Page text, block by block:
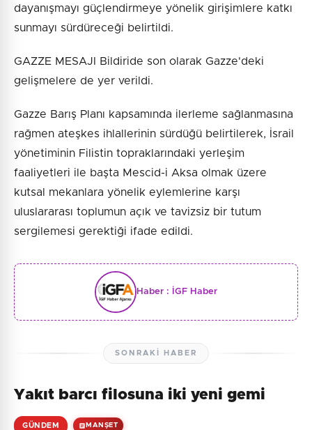
dayanışmayı güçlendirmeye yönelik girişimlere katkı
sunmayı sürdüreceği belirtildi.
GAZZE MESAJI Bildiride son olarak Gazze'deki
gelişmelere de yer verildi.
Gazze Barış Planı kapsamında ilerleme sağlanmasına
rağmen ateşkes ihlallerinin sürdüğü belirtilerek, İsrail
yönetiminin Filistin topraklarındaki yerleşim
faaliyetleri ile başta Mescid-i Aksa olmak üzere
kutsal mekanlara yönelik eylemlerine karşı
uluslararası toplumun açık ve tavizsiz bir tutum
sergilemesi gerektiği ifade edildi.
Haber : İGF Haber
SONRAKI HABER
Yakıt barcı filosuna iki yeni gemi
GÜNDEM MANŞET